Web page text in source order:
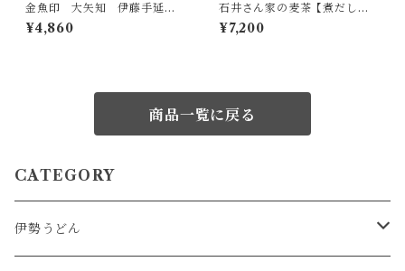
金魚印 大矢知 伊藤手延製
麺所 最高級手延そうめん（5
0ｇ×50束）
¥4,860
石井さん家の麦茶【煮だし専
用】 12袋セット（1袋1kg入
り）
¥7,200
商品一覧に戻る
CATEGORY
伊勢うどん